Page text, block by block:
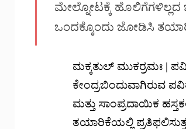
ಮೇಲ್ನೋಟಕ್ಕೆ ಹೊಲಿಗೆಗಳಿಲ್ಲದ
ಒಂದಕ್ಕೊಂದು ಜೋಡಿಸಿ
ಮಕ್ಕತುಲ್ ಮುಕರ್ರಮಃ |
ಕೇಂದ್ರಬಿಂದುವಾಗಿರುವ
ಮತ್ತು ಸಾಂಪ್ರದಾಯಿಕ
ತಯಾರಿಕೆಯಲ್ಲಿ